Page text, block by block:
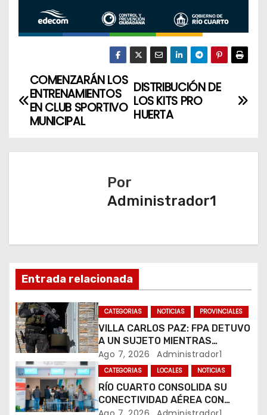
N
a
ó
n
d
e
e
DISTRIBUCIÓN DE
LOS KITS PRO
HUERTA
COMENZARÁN LOS
ENTRENAMIENTOS
EN CLUB SPORTIVO
MUNICIPAL
Por
Administrador1
Entrada relacionada
CATEGORIAS NOTICIAS PROVINCIALES
VILLA CARLOS PAZ: FPA DETUVO
A UN SUJETO MIENTRAS
COMERCIALIZABA COCAÍNA Y
MARIHUANA EN UNA PLAZA
Ago 7, 2026 Administrador1
CATEGORIAS LOCALES NOTICIAS
RÍO CUARTO CONSOLIDA SU
CONECTIVIDAD AÉREA CON
CUATRO VUELOS SEMANALES A